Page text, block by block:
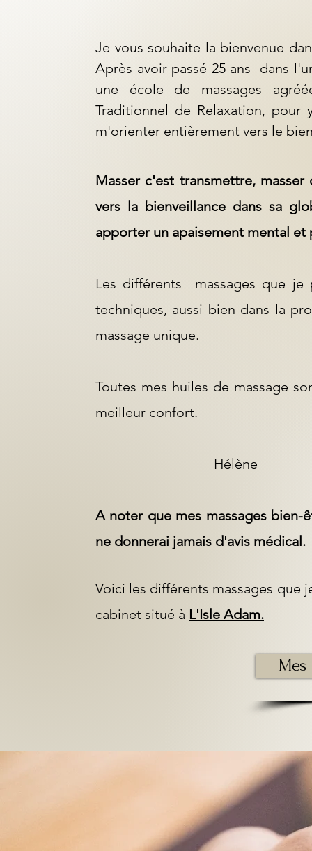
Je vous souhaite la bienvenue
Après avoir passé 25 ans dans
une école de massages
Traditionnel de Relaxation,
m'orienter entièrement vers le
Masser c'est transmettre,
vers la bienveillance dans sa
apporter un apaisement mental et
Les différents massages que
techniques, aussi bien dans la
massage unique.
Toutes mes huiles de massage
meilleur confort.
Hélène
A noter que mes massages
ne donnerai jamais d'avis médical.
Voici les différents massages que
cabinet situé à L'Isle Adam.
Mes